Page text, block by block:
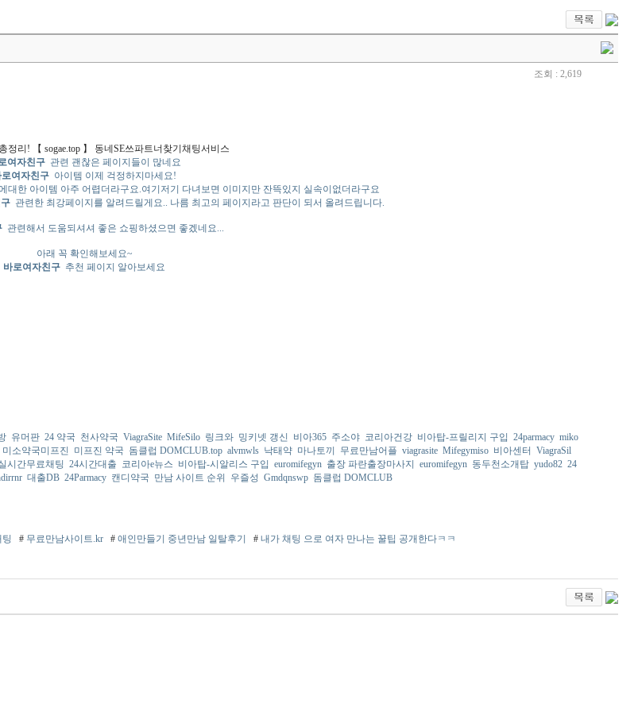
조회 : 2,619
정리! 【 sogae.top 】 동네SE쓰파트너찾기채팅서비스
여­자­친­구관련 괜찮은 페이지들이 많네요
로­여­자­친­구 아이템 이제 걱정하지마세요!
대한 아이템 아주 어렵더라구요.여기저기 다녀보면 이미지만 잔뜩있지 실속이없더라구요
관련한 최강페이지를 알려드릴게요.. 나름 최고의 페이지라고 판단이 되서 올려드립니다.
관련해서 도움되셔셔 좋은 쇼핑하셨으면 좋겠네요...
아래 꼭 확인해보세요~
바­로­여­자­친­구 추천 페이지 알아보세요
유머판 24 약국 천사약국 ViagraSite MifeSilo 링크와 밍키넷 갱신 비아365 주소야 코리아건강 비아탑-프릴리지 구입 24parmacy miko
미소약국미프진 미프진 약국 돔클럽 DOMCLUB.top alvmwls 낙태약 마나토끼 무료만남어플 viagrasite Mifegymiso 비아센터 ViagraSil
시간무료채팅 24시간대출 코리아e뉴스 비아탑-시알리스 구입 euromifegyn 출장 파란출장마사지 euromifegyn 동두천소개탑 yudo82 24
대출DB 24Parmacy 캔디약국 만남 사이트 순위 우즐성 Gmdqnswp 돔클럽 DOMCLUB
#무료만남사이트.kr#애인만들기 중년만남 일탈후기 #내가 채팅 으로 여자 만나는 꿀팁 공개한다ㅋㅋ